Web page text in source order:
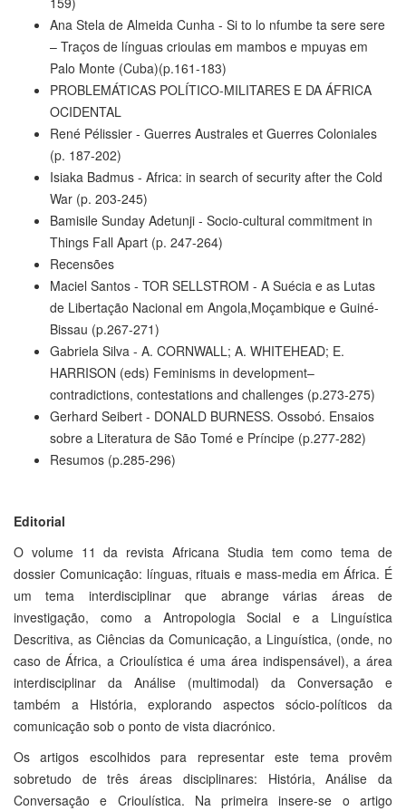
Ana Stela de Almeida Cunha - Si to lo nfumbe ta sere sere
– Traços de línguas crioulas em mambos e mpuyas em
Palo Monte (Cuba)(p.161-183)
PROBLEMÁTICAS POLÍTICO-MILITARES E DA ÁFRICA
OCIDENTAL
René Pélissier - Guerres Australes et Guerres Coloniales
(p. 187-202)
Isiaka Badmus - Africa: in search of security after the Cold
War (p. 203-245)
Bamisile Sunday Adetunji - Socio-cultural commitment in
Things Fall Apart (p. 247-264)
Recensões
Maciel Santos - TOR SELLSTROM - A Suécia e as Lutas
de Libertação Nacional em Angola,Moçambique e Guiné-
Bissau (p.267-271)
Gabriela Silva - A. CORNWALL; A. WHITEHEAD; E.
HARRISON (eds) Feminisms in development–
contradictions, contestations and challenges (p.273-275)
Gerhard Seibert - DONALD BURNESS. Ossobó. Ensaios
sobre a Literatura de São Tomé e Príncipe (p.277-282)
Resumos (p.285-296)
Editorial
O volume 11 da revista Africana Studia tem como tema de
dossier Comunicação: línguas, rituais e mass-media em África. É
um tema interdisciplinar que abrange várias áreas de
investigação, como a Antropologia Social e a Linguística
Descritiva, as Ciências da Comunicação, a Linguística, (onde, no
caso de África, a Crioulística é uma área indispensável), a área
interdisciplinar da Análise (multimodal) da Conversação e
também a História, explorando aspectos sócio-políticos da
comunicação sob o ponto de vista diacrónico.
Os artigos escolhidos para representar este tema provêm
sobretudo de três áreas disciplinares: História, Análise da
Conversação e Crioulística. Na primeira insere-se o artigo